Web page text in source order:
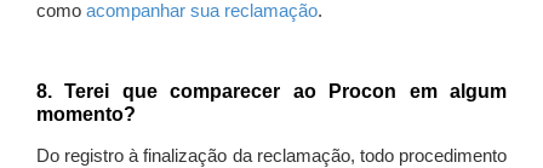
como acompanhar sua reclamação.
8. Terei que comparecer ao Procon em algum
momento?
Do registro à finalização da reclamação, todo procedimento